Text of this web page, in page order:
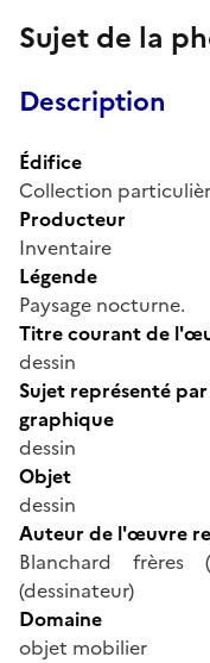
Sujet de la
Description
Édifice
Collection
Producteur
Inventaire
Légende
Paysage nocturne.
Titre courant de
dessin
Sujet représenté
graphique
dessin
Objet
dessin
Auteur de l'œuvre
Blanchard frères
(dessinateur)
Domaine
objet mobilier